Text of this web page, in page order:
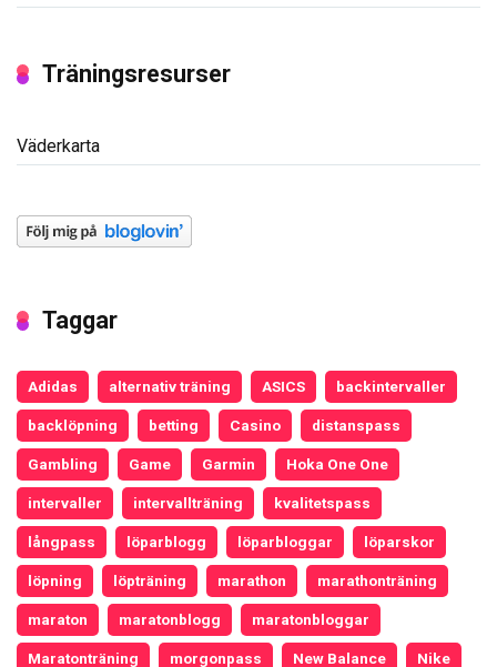
Träningsresurser
Väderkarta
Taggar
Adidas alternativ träning ASICS backintervaller
backlöpning betting Casino distanspass
Gambling Game Garmin Hoka One One
intervaller intervallträning kvalitetspass
långpass löparblogg löparbloggar löparskor
löpning löpträning marathon marathonträning
maraton maratonblogg maratonbloggar
Maratonträning morgonpass New Balance Nike